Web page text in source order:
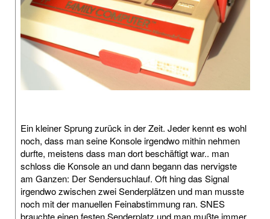
Ein kleiner Sprung zurück in der Zeit. Jeder kennt es wohl
noch, dass man seine Konsole irgendwo mithin nehmen
durfte, meistens dass man dort beschäftigt war.. man
schloss die Konsole an und dann begann das nervigste
am Ganzen: Der Sendersuchlauf. Oft hing das Signal
irgendwo zwischen zwei Senderplätzen und man musste
noch mit der manuellen Feinabstimmung ran. SNES
brauchte einen festen Senderplatz und man mußte immer